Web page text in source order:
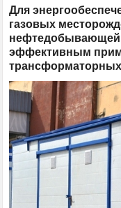
Для
газовых
эффективным